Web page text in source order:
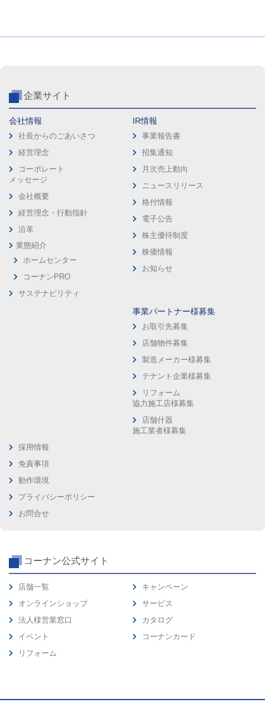
企業サイト
会社情報
社長からのごあいさつ
経営理念
コーポレート
メッセージ
会社概要
経営理念・行動指針
沿革
業態紹介
ホームセンター
コーナンPRO
サステナビリティ
IR情報
事業報告書
招集通知
月次売上動向
ニュースリリース
格付情報
電子公告
株主優待制度
株価情報
お知らせ
事業パートナー様募集
お取引先募集
店舗物件募集
製造メーカー様募集
テナント企業様募集
リフォーム
協力施工店様募集
店舗什器
施工業者様募集
採用情報
免責事項
動作環境
プライバシーポリシー
お問合せ
コーナン公式サイト
店舗一覧
オンラインショップ
法人様営業窓口
イベント
リフォーム
キャンペーン
サービス
カタログ
コーナンカード